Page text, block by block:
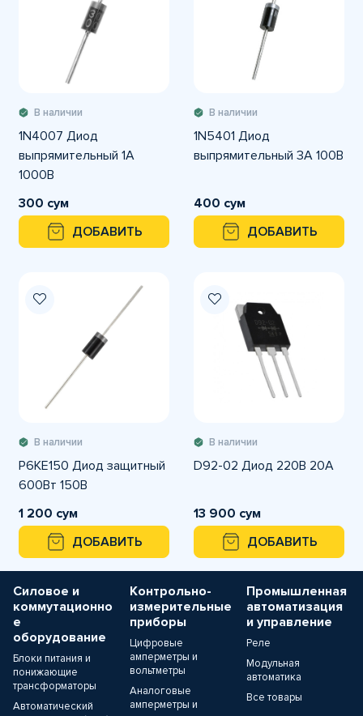
В наличии
1N4007 Диод
выпрямительный 1А
1000В
300 сум
ДОБАВИТЬ
В наличии
1N5401 Диод
выпрямительный 3А 100В
400 сум
ДОБАВИТЬ
В наличии
P6KE150 Диод защитный
600Вт 150В
1 200 сум
ДОБАВИТЬ
В наличии
D92-02 Диод 220В 20A
13 900 сум
ДОБАВИТЬ
Силовое и
коммутационно
е
оборудование
Блоки питания и
понижающие
трансформаторы
Автоматический
Контрольно-
измерительные
приборы
Цифровые
амперметры и
вольтметры
Аналоговые
амперметры и
Промышленная
автоматизация
и управление
Реле
Модульная
автоматика
Все товары